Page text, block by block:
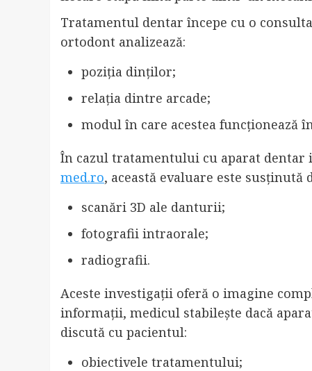
Tratamentul dentar începe cu o
ortodont analizează:
poziția dinților;
relația dintre arcade;
modul în care acestea funcționează
În cazul tratamentului cu aparat
med.ro, această evaluare este
scanări 3D ale danturii;
fotografii intraorale;
radiografii.
Aceste investigații oferă o imagine
informații, medicul stabilește dacă
discută cu pacientul:
obiectivele tratamentului;